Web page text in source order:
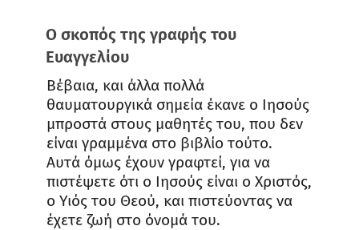
Ο σκοπός της γραφής του
Ευαγγελίου
Βέβαια, και άλλα πολλά
θαυματουργικά σημεία έκανε ο Ιησούς
μπροστά στους μαθητές του, που δεν
είναι γραμμένα στο βιβλίο τούτο.
Αυτά όμως έχουν γραφτεί, για να
πιστέψετε ότι ο Ιησούς είναι ο Χριστός,
ο Υιός του Θεού, και πιστεύοντας να
έχετε ζωή στο όνομά του.